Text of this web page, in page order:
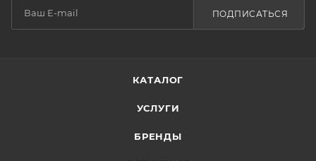
ПОДПИСАТЬСЯ
КАТАЛОГ
УСЛУГИ
БРЕНДЫ